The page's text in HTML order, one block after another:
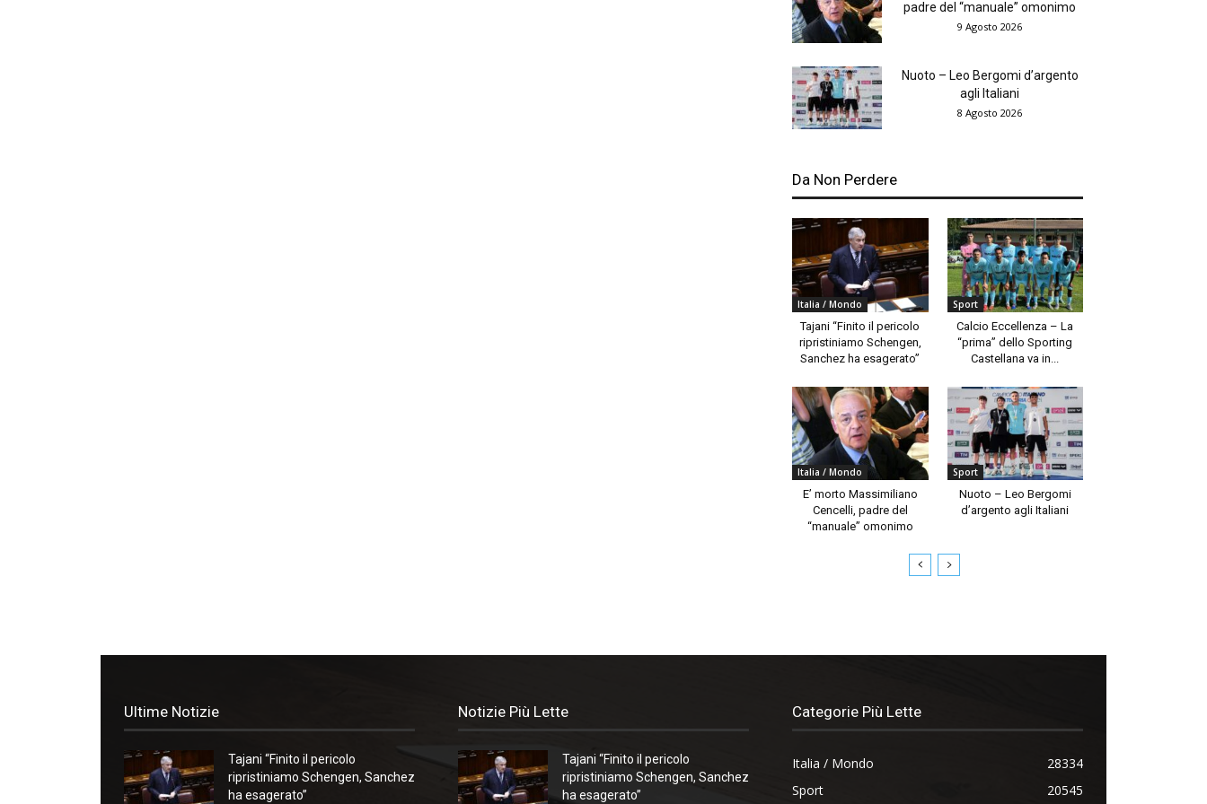
padre del “manuale” omonimo
9 Agosto 2026
Nuoto – Leo Bergomi d’argento
agli Italiani
8 Agosto 2026
Da Non Perdere
Italia / Mondo
Tajani “Finito il pericolo
ripristiniamo Schengen,
Sanchez ha esagerato”
Sport
Calcio Eccellenza – La
“prima” dello Sporting
Castellana va in...
Italia / Mondo
E’ morto Massimiliano
Cencelli, padre del
“manuale” omonimo
Sport
Nuoto – Leo Bergomi
d’argento agli Italiani
Ultime Notizie
Tajani “Finito il pericolo
ripristiniamo Schengen, Sanchez
ha esagerato”
Notizie Più Lette
Tajani “Finito il pericolo
ripristiniamo Schengen, Sanchez
ha esagerato”
Categorie Più Lette
Italia / Mondo
28334
Sport
20545